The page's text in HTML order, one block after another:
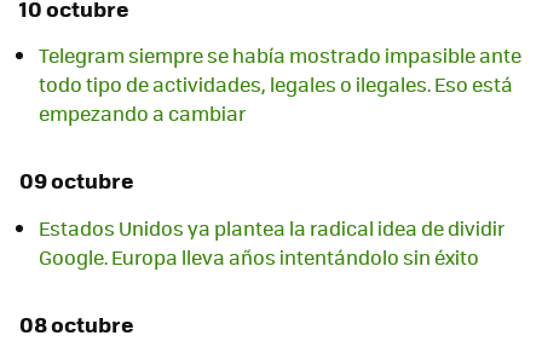
10 octubre
Telegram siempre se había mostrado impasible ante
todo tipo de actividades, legales o ilegales. Eso está
empezando a cambiar
09 octubre
Estados Unidos ya plantea la radical idea de dividir
Google. Europa lleva años intentándolo sin éxito
08 octubre